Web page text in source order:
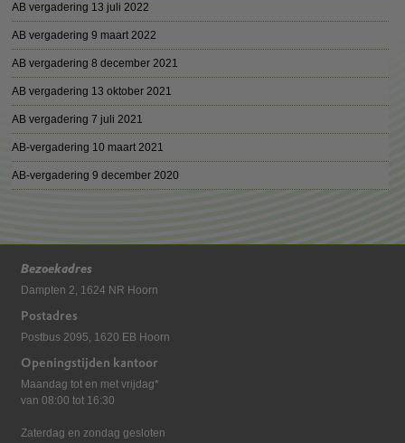
AB vergadering 13 juli 2022
AB vergadering 9 maart 2022
AB vergadering 8 december 2021
AB vergadering 13 oktober 2021
AB vergadering 7 juli 2021
AB-vergadering 10 maart 2021
AB-vergadering 9 december 2020
Bezoekadres
Dampten 2, 1624 NR Hoorn
Postadres
Postbus 2095, 1620 EB Hoorn
Openingstijden kantoor
Maandag tot en met vrijdag*
van 08:00 tot 16:30
Zaterdag en zondag gesloten